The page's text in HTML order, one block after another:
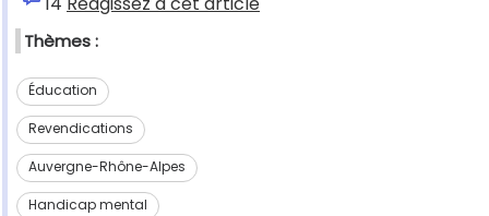
Thèmes :
Éducation
Revendications
Auvergne-Rhône-Alpes
Handicap mental